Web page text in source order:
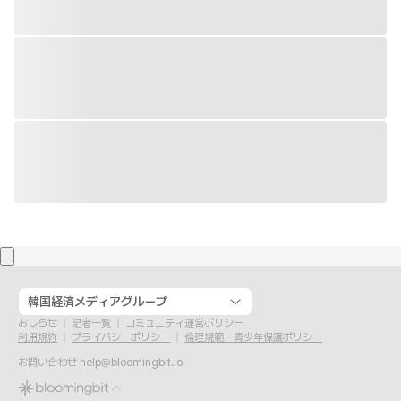
韓国経済メディアグループ
おしらせ 記者一覧
コミュニティ運営ポリシー
利用規約
プライバシーポリシー
倫理規範・青少年保護ポリシー
お問い合わせ help@bloomingbit.io